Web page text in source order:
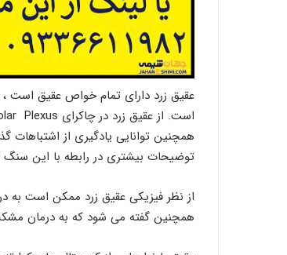
عقیق زرد دارای تمام خواص عقیق است
همچنین توانایی یادگیری از اشتباهات
توضیحات بیشتری در رابطه با این سنگ
از نظر فیزیکی عقیق زرد ممکن است به
همچنین گفته می شود که به درمان